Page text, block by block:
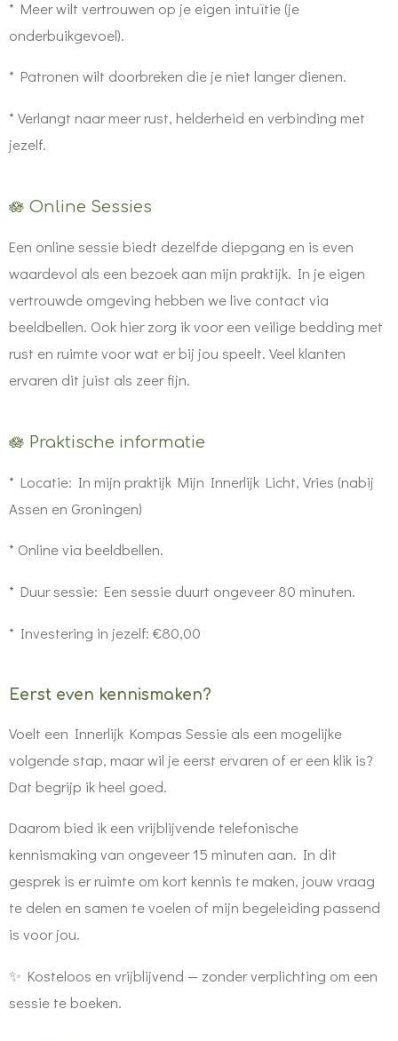
* Meer wilt vertrouwen op je eigen intuïtie (je
onderbuikgevoel).
* Patronen wilt doorbreken die je niet langer dienen.
* Verlangt naar meer rust, helderheid en verbinding met
jezelf.
🪷 Online Sessies
Een online sessie biedt dezelfde diepgang en is even
waardevol als een bezoek aan mijn praktijk. In je eigen
vertrouwde omgeving hebben we live contact via
beeldbellen. Ook hier zorg ik voor een veilige bedding met
rust en ruimte voor wat er bij jou speelt. Veel klanten
ervaren dit juist als zeer fijn.
🪷 Praktische informatie
* Locatie: In mijn praktijk Mijn Innerlijk Licht, Vries (nabij
Assen en Groningen)
* Online via beeldbellen.
* Duur sessie: Een sessie duurt ongeveer 80 minuten.
* Investering in jezelf: €80,00
Eerst even kennismaken?
Voelt een Innerlijk Kompas Sessie als een mogelijke
volgende stap, maar wil je eerst ervaren of er een klik is?
Dat begrijp ik heel goed.
Daarom bied ik een vrijblijvende telefonische
kennismaking van ongeveer 15 minuten aan. In dit
gesprek is er ruimte om kort kennis te maken, jouw vraag
te delen en samen te voelen of mijn begeleiding passend
is voor jou.
✨ Kosteloos en vrijblijvend — zonder verplichting om een
sessie te boeken.